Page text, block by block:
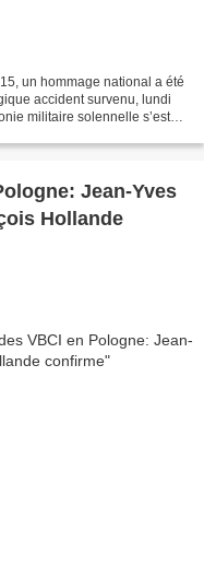
un hommage national a été
accident survenu, lundi
militaire solennelle s’est
Jean-Yves
Hollande